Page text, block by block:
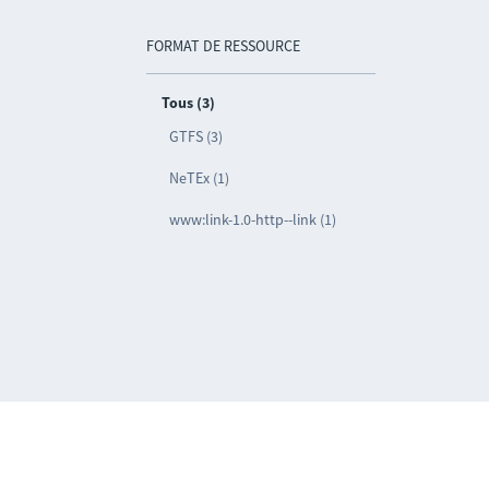
FORMAT DE RESSOURCE
Tous (3)
GTFS (3)
NeTEx (1)
www:link-1.0-http--link (1)